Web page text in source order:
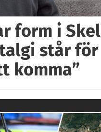
form i
står
komma”